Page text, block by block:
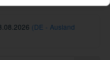
(DE - Ausland